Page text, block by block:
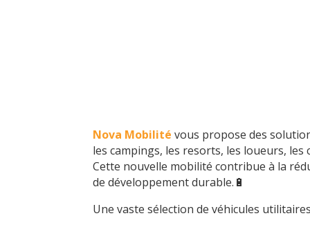
Nova Mobilité vous propose des
les campings, les resorts, les loueurs,
Cette nouvelle mobilité contribue à la
de développement durable.🔋
Une vaste sélection de véhicules